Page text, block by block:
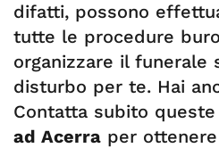
difatti, possono
tutte le procedure
organizzare il funerale
disturbo per te. Hai
Contatta subito queste
ad Acerra per